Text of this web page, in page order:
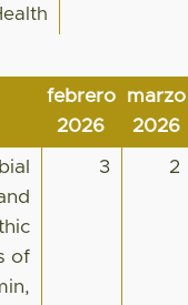
febrero
2026
marzo
2026
of
3 2